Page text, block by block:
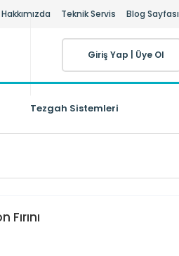
Hakkımızda Teknik Servis Blog Sayfası
Giriş Yap Üye Ol
Tezgah Sistemleri